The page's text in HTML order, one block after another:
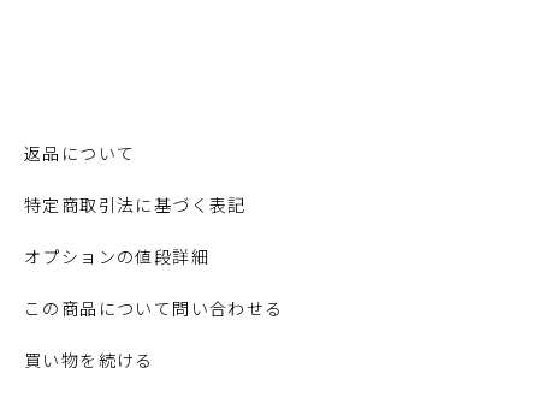
返品について
特定商取引法に基づく表記
オプションの値段詳細
この商品について問い合わせる
買い物を続ける